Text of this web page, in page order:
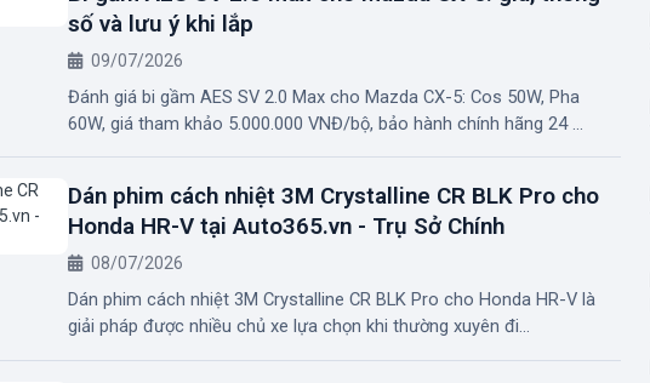
số và lưu ý khi lắp
09/07/2026
Đánh giá bi gầm AES SV 2.0 Max cho Mazda CX-5: Cos 50W, Pha
60W, giá tham khảo 5.000.000 VNĐ/bộ, bảo hành chính hãng 24 ...
Dán phim cách nhiệt 3M Crystalline CR BLK Pro cho
Honda HR-V tại Auto365.vn - Trụ Sở Chính
08/07/2026
Dán phim cách nhiệt 3M Crystalline CR BLK Pro cho Honda HR-V là
giải pháp được nhiều chủ xe lựa chọn khi thường xuyên đi...